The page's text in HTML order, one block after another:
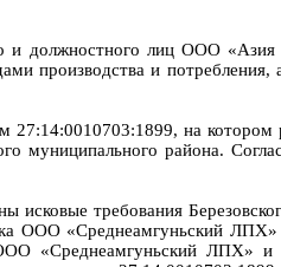
должностного лиц ООО «Азия
и потребления,
на котором
муниципального района.
требования
ООО «Среднеамгуньский
«Среднеамгуньский ЛПХ» и